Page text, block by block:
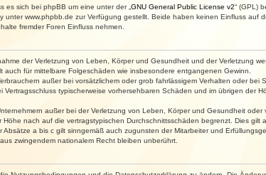
es sich bei phpBB um eine unter der „ GNU General Public License v2“ (GPL)
unter www.phpbb.de zur Verfügung gestellt. Beide haben keinen Einfluss
fremder Foren Einfluss nehmen.
der Verletzung von Leben, Körper und Gesundheit und der Verletzung
auch für mittelbare Folgeschäden wie insbesondere entgangenen Gewinn.
außer bei vorsätzlichem oder grob fahrlässigem Verhalten oder
Vertragsschluss typischerweise vorhersehbaren Schäden und im übrigen
außer bei der Verletzung von Leben, Körper und Gesundheit
nach auf die vertragstypischen Durchschnittsschäden begrenzt. Dies
Absätze a bis c gilt sinngemäß auch zugunsten der Mitarbeiter und
zwingendem nationalem Recht bleiben unberührt.